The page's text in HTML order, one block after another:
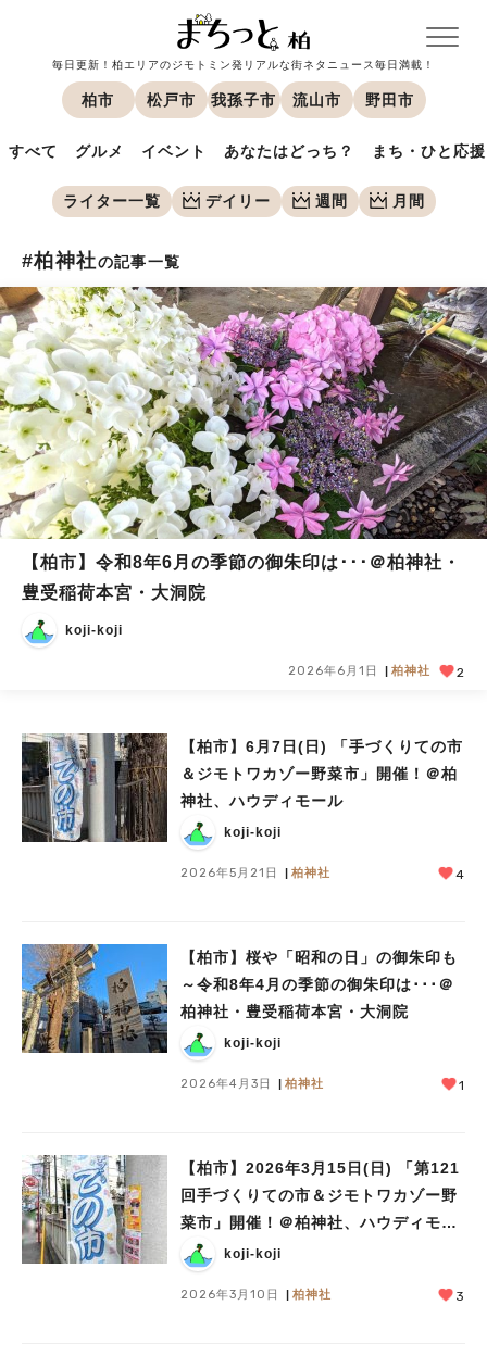
毎日更新！柏エリアのジモトミン発リアルな街ネタニュース毎日満載！
柏市 松戸市 我孫子市 流山市 野田市
すべて グルメ イベント あなたはどっち？ まち・ひと応援
ライター一覧 デイリー 週間 月間
#柏神社の記事一覧
【柏市】令和8年6月の季節の御朱印は･･･＠柏神社・
豊受稲荷本宮・大洞院
koji-koji
2026年6月1日 柏神社 2
【柏市】6月7日(日) 「手づくりての市
＆ジモトワカゾー野菜市」開催！＠柏
神社、ハウディモール
koji-koji
2026年5月21日 柏神社 4
【柏市】桜や「昭和の日」の御朱印も
～令和8年4月の季節の御朱印は･･･＠
柏神社・豊受稲荷本宮・大洞院
koji-koji
2026年4月3日 柏神社 1
【柏市】2026年3月15日(日) 「第121
回手づくりての市＆ジモトワカゾー野
菜市」開催！＠柏神社、ハウディモー
ル
koji-koji
2026年3月10日 柏神社 3